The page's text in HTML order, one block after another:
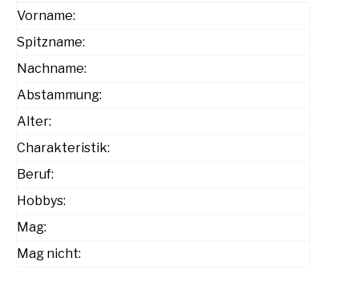
Vorname:
Spitzname:
Nachname:
Abstammung:
Alter:
Charakteristik:
Beruf:
Hobbys:
Mag:
Mag nicht: